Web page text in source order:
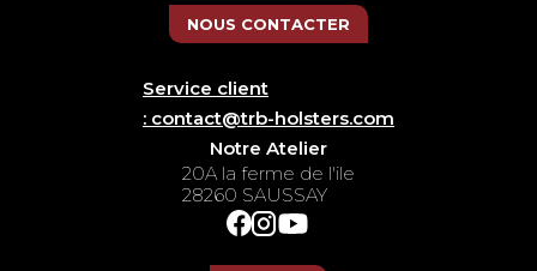
NOUS CONTACTER
Service client
: contact@trb-holsters.com
Notre Atelier
20A la ferme de l'ile
28260 SAUSSAY